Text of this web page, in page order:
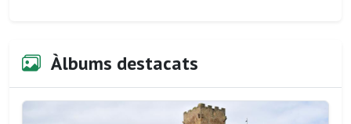
Àlbums destacats